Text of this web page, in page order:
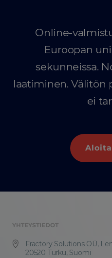
Online-
Euroopan
sekunneissa.
laatiminen. Välitön
ei
YHTEYSTIEDOT
Fractory Solutions OÜ,
20520 Turku, Suomi